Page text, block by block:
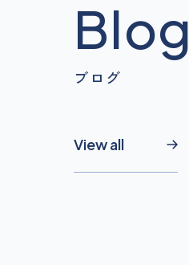
Blog
ブログ
View all